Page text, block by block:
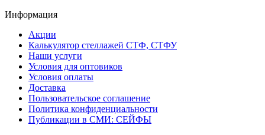
Информация
Акции
Калькулятор стеллажей СТФ, СТФУ
Наши услуги
Условия для оптовиков
Условия оплаты
Доставка
Пользовательское соглашение
Политика конфиденциальности
Публикации в СМИ: СЕЙФЫ